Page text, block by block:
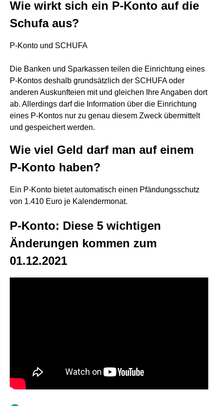
Wie wirkt sich ein P-Konto auf die
Schufa aus?
P-Konto und SCHUFA
Die Banken und Sparkassen teilen die Einrichtung eines
P-Kontos deshalb grundsätzlich der SCHUFA oder
anderen Auskunfteien mit und gleichen Ihre Angaben dort
ab. Allerdings darf die Information über die Einrichtung
eines P-Kontos nur zu genau diesem Zweck übermittelt
und gespeichert werden.
Wie viel Geld darf man auf einem
P-Konto haben?
Ein P-Konto bietet automatisch einen Pfändungsschutz
von 1.410 Euro je Kalendermonat.
P-Konto: Diese 5 wichtigen
Änderungen kommen zum
01.12.2021